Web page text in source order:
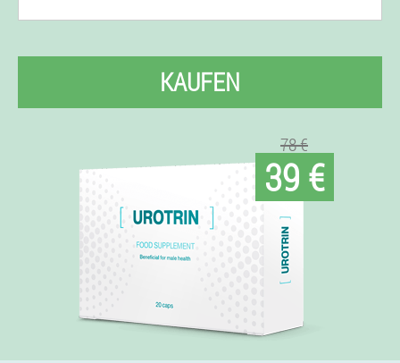
KAUFEN
78 €
39 €